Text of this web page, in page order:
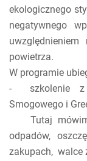
ekologicznego
negatywnego
uwzględnieniem
powietrza.
W programie
- szkolenie z
Smogowego i
Tutaj
odpadów,
zakupach,